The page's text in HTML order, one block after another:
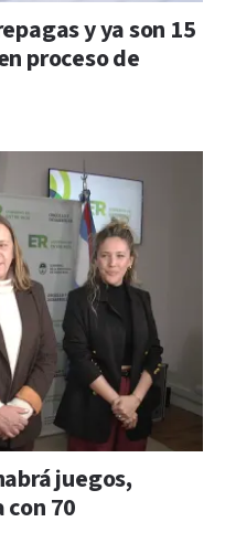
y ya son 15
proceso de
juegos,
70